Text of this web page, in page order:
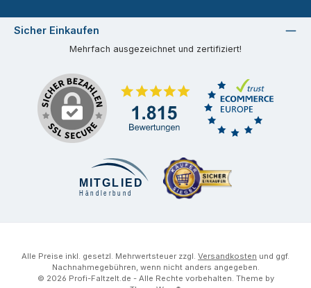
Sicher Einkaufen
Mehrfach ausgezeichnet und zertifiziert!
Alle Preise inkl. gesetzl. Mehrwertsteuer zzgl. Versandkosten und ggf.
Nachnahmegebühren, wenn nicht anders angegeben.
© 2026 Profi-Faltzelt.de - Alle Rechte vorbehalten. Theme by